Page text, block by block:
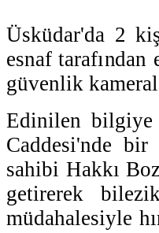
Üsküdar'da 2
esnaf tarafından
güvenlik
Edinilen bilgiye
Caddesi'nde
sahibi Hakkı
getirerek
müdahalesiyle